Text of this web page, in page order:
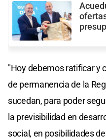
"Hoy debemos ratificar y
de permanencia de la
sucedan, para poder
la previsibilidad en
social, en posibilidades